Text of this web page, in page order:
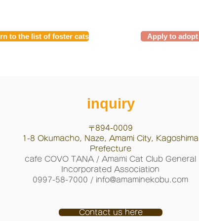
to the list of foster cats Apply to
inquiry
〒894-0009
1-8 Okumacho, Naze, Amami City, Kagoshima
Prefecture
cafe COVO TANA / Amami Cat Club General
Incorporated Association
0997-58-7000 / info@amaminekobu.com
Contact us here